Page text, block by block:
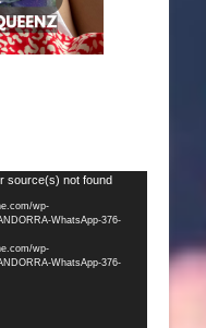
source(s) not found
wp-
WhatsApp-376-
wp-
WhatsApp-376-